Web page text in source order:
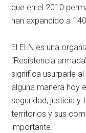
que en el 2010
han expandido a
El ELN es una
“Resistencia
significa usurparle
alguna manera hoy
seguridad, justicia y
territorios y sus
importante.